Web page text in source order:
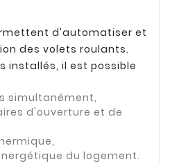
d'automatiser et
des volets roulants.
installés, il est possible
simultanément,
d'ouverture et de
du logement.